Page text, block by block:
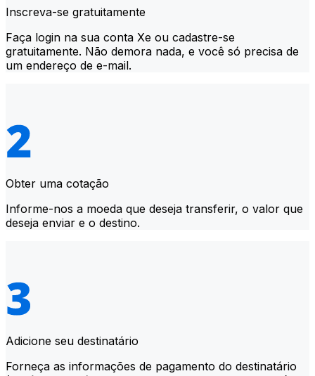
Inscreva-se gratuitamente
Faça login na sua conta Xe ou cadastre-se
gratuitamente. Não demora nada, e você só precisa de
um endereço de e-mail.
Obter uma cotação
Informe-nos a moeda que deseja transferir, o valor que
deseja enviar e o destino.
Adicione seu destinatário
Forneça as informações de pagamento do destinatário